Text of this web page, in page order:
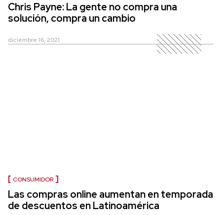
Chris Payne: La gente no compra una
solución, compra un cambio
diciembre 16, 2021
CONSUMIDOR
Las compras online aumentan en temporada
de descuentos en Latinoamérica